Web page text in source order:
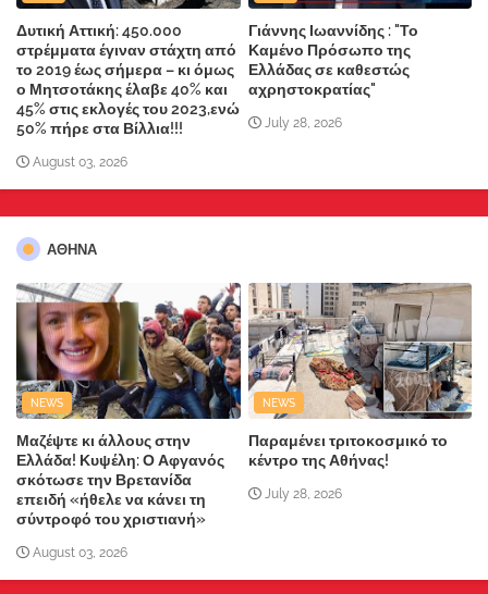
Δυτική Αττική: 450.000
στρέμματα έγιναν στάχτη από
το 2019 έως σήμερα – κι όμως
ο Μητσοτάκης έλαβε 40% και
45% στις εκλογές του 2023,ενώ
50% πήρε στα Βίλλια!!!
August 03, 2026
Γιάννης Ιωαννίδης : "Το
Καμένο Πρόσωπο της
Ελλάδας σε καθεστώς
αχρηστοκρατίας"
July 28, 2026
ΑΘΗΝΑ
NEWS
Μαζέψτε κι άλλους στην
Ελλάδα! Κυψέλη: Ο Αφγανός
σκότωσε την Βρετανίδα
επειδή «ήθελε να κάνει τη
σύντροφό του χριστιανή»
August 03, 2026
NEWS
Παραμένει τριτοκοσμικό το
κέντρο της Αθήνας!
July 28, 2026